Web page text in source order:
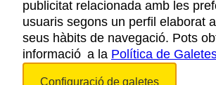
POLÍTICA DE PRIVACITAT
COOKIES
ACCESSIBILITAT
publicitat relacionada amb les
usuaris segons un perfil elaborat
seus hàbits de navegació. Pots
informació a la Política de
Configuració de galetes